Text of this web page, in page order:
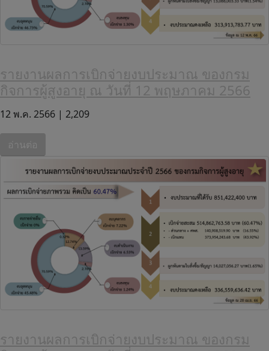
รายงานผลการเบิกจ่ายงบประมาณ ของกรม
กิจการผู้สูงอายุ ณ วันที่ 12 พฤษภาคม 2566
12 พ.ค. 2566 | 2,209
อ่านต่อ
รายงานผลการเบิกจ่ายงบประมาณ ของกรม